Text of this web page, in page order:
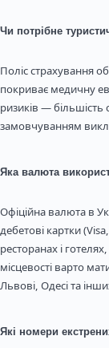
Чи потрібне
Поліс страхування
покриває медичну
ризиків — більшість
замовчуванням
Яка валюта
Офіційна валюта в
дебетові картки
ресторанах і
місцевості варто
Львові, Одесі та
Які номери